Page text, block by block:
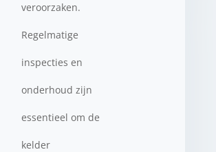
veroorzaken.
Regelmatige
inspecties en
onderhoud zijn
essentieel om de
kelder